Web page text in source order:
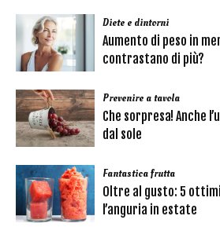
Diete e dintorni
Aumento di peso in
contrastano di più?
Prevenire a tavola
Che sorpresa! Anche
dal sole
Fantastica frutta
Oltre al gusto: 5
l’anguria in estate